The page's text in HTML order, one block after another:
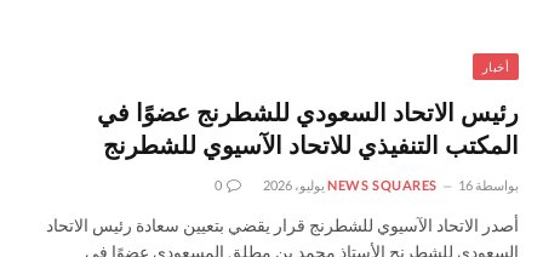
أخبار
رئيس الاتحاد السعودي للشطرنج عضوًا في
المكتب التنفيذي للاتحاد الآسيوي للشطرنج
بواسطة NEWS SQUARES 16 يوليو، 2026 0
أصدر الاتحاد الآسيوي للشطرنج قرار يقضي بتعيين سعادة رئيس الاتحاد
السعودي للشطرنج الأستاذ محمد بن مطلق المسعودي عضوًا في